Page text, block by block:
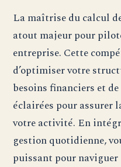
La maîtrise du calcul
atout majeur pour
entreprise. Cette
d’optimiser votre
besoins financiers et
éclairées pour assurer
votre activité. En
gestion quotidienne,
puissant pour